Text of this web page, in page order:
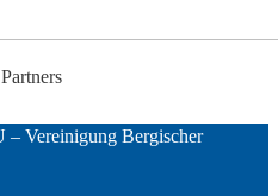
Vereinigung Bergischer